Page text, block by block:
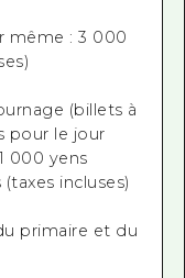
même : 3 000
(billets à
pour le jour
000 yens
incluses)
primaire et du